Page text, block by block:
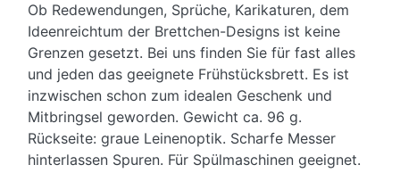
Ob Redewendungen, Sprüche, Karikaturen, dem
Ideenreichtum der Brettchen-Designs ist keine
Grenzen gesetzt. Bei uns finden Sie für fast alles
und jeden das geeignete Frühstücksbrett. Es ist
inzwischen schon zum idealen Geschenk und
Mitbringsel geworden. Gewicht ca. 96 g.
Rückseite: graue Leinenoptik. Scharfe Messer
hinterlassen Spuren. Für Spülmaschinen geeignet.